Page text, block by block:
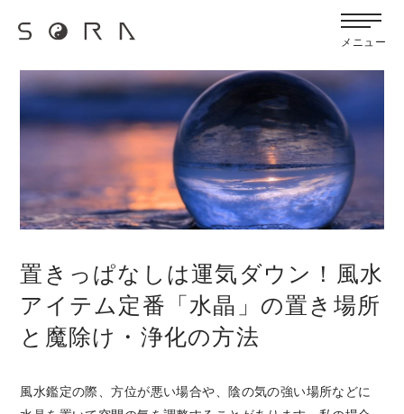
メニュー
宙SORAのブログ
置きっぱなしは運気ダウン！風水
アイテム定番「水晶」の置き場所
と魔除け・浄化の方法
風水鑑定の際、方位が悪い場合や、陰の気の強い場所などに